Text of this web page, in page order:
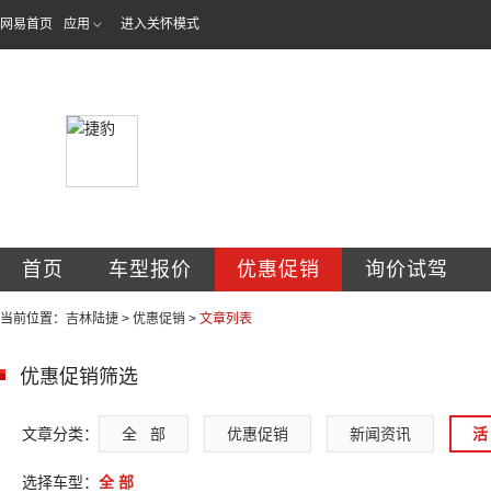
网易首页 应用 进入关怀模式
首页 车型报价 优惠促销 询价试驾
当前位置： 吉林陆捷 > 优惠促销 > 文章列表
优惠促销筛选
文章分类： 全   部 优惠促销 新闻资讯 活
选择车型： 全 部